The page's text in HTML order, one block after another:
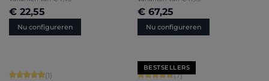
€ 22,55
Nu configureren
€ 67,25
Nu configureren
Gemiddelde waardering van 5 van 5 sterren
(1)
BESTSELLERS
Gemiddelde waardering van 4.71
(7)